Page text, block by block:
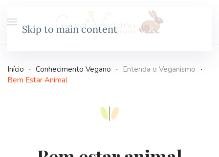
Skip to main content
Início Conhecimento Vegano
Entenda o Veganismo
Bem Estar Animal